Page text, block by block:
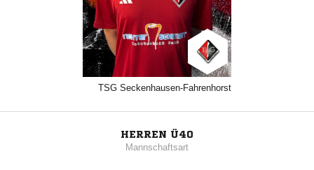
TSG Seckenhausen-Fahrenhorst
HERREN Ü40
Mannschaftsart